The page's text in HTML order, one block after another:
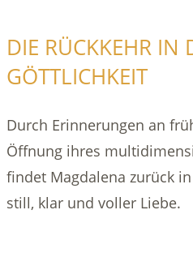
DIE RÜCKKEHR IN
GÖTTLICHKEIT
Durch Erinnerungen an
Öffnung ihres
findet Magdalena zurück
still, klar und voller Liebe.